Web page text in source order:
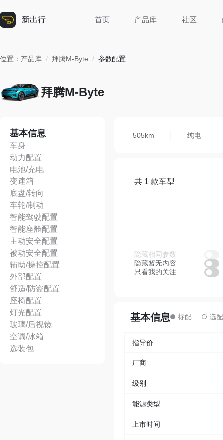
新出行 首页 产品库 社区
位置： 产品库 / 拜腾M-Byte / 参数配置
拜腾M-Byte
基本信息
车身
动力配置
电池/充电
变速箱
底盘/转向
车轮/制动
智能驾驶配置
智能座舱配置
主动安全配置
被动安全配置
辅助/操控配置
外部配置
舒适/防盗配置
座椅配置
灯光配置
玻璃/后视镜
空调/冰箱
选装包
505km 纯电
共 1 款车型
隐藏相同参数
隐藏暂无内容
只看我的关注
基本信息
指导价
厂商
级别
能源类型
上市时间